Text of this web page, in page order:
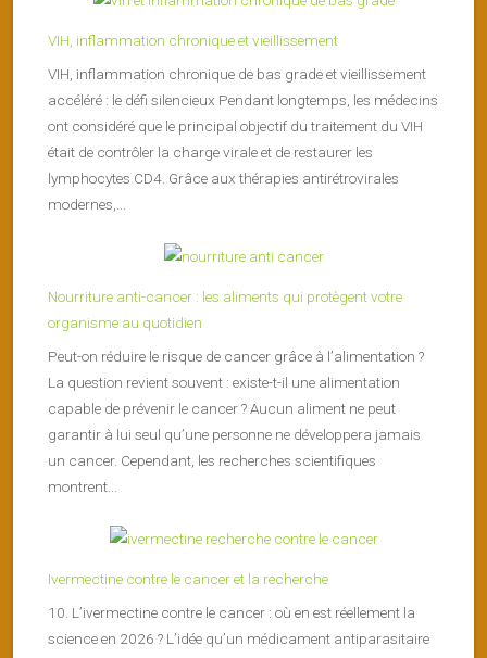
VIH, inflammation chronique et vieillissement
VIH, inflammation chronique de bas grade et vieillissement
accéléré : le défi silencieux Pendant longtemps, les médecins
ont considéré que le principal objectif du traitement du VIH
était de contrôler la charge virale et de restaurer les
lymphocytes CD4. Grâce aux thérapies antirétrovirales
modernes,...
Nourriture anti-cancer : les aliments qui protègent votre
organisme au quotidien
Peut-on réduire le risque de cancer grâce à l’alimentation ?
La question revient souvent : existe-t-il une alimentation
capable de prévenir le cancer ? Aucun aliment ne peut
garantir à lui seul qu’une personne ne développera jamais
un cancer. Cependant, les recherches scientifiques
montrent...
Ivermectine contre le cancer et la recherche
10. L’ivermectine contre le cancer : où en est réellement la
science en 2026 ? L’idée qu’un médicament antiparasitaire